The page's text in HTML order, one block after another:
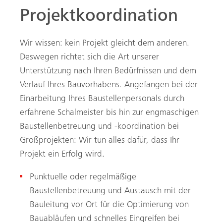
Projektkoordination
Wir wissen: kein Projekt gleicht dem anderen.
Deswegen richtet sich die Art unserer
Unterstützung nach Ihren Bedürfnissen und dem
Verlauf Ihres Bauvorhabens. Angefangen bei der
Einarbeitung Ihres Baustellenpersonals durch
erfahrene Schalmeister bis hin zur engmaschigen
Baustellenbetreuung und -koordination bei
Großprojekten: Wir tun alles dafür, dass Ihr
Projekt ein Erfolg wird.
Punktuelle oder regelmäßige
Baustellenbetreuung und Austausch mit der
Bauleitung vor Ort für die Optimierung von
Bauabläufen und schnelles Eingreifen bei